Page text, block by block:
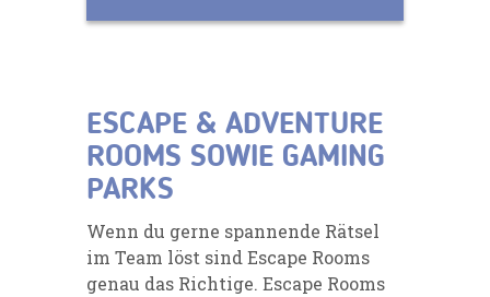
ESCAPE & ADVENTURE
ROOMS SOWIE GAMING
PARKS
Wenn du gerne spannende Rätsel
im Team löst sind Escape Rooms
genau das Richtige. Escape Rooms